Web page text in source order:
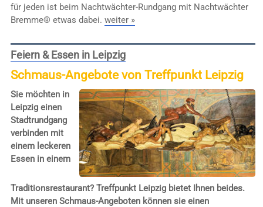
für jeden ist beim Nachtwächter-Rundgang mit Nachtwächter
Bremme® etwas dabei. weiter »
Feiern & Essen in Leipzig
Schmaus-Angebote von Treffpunkt Leipzig
Sie möchten in
Leipzig einen
Stadtrundgang
verbinden mit
einem leckeren
Essen in einem
Traditionsrestaurant? Treffpunkt Leipzig bietet Ihnen beides.
Mit unseren Schmaus-Angeboten können sie einen